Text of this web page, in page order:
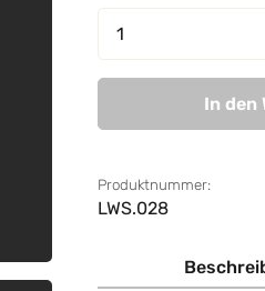
Produkt
In den
Produktnummer:
LWS.028